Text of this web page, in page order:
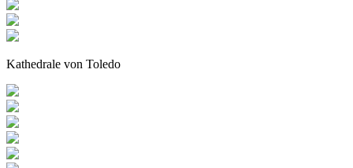
Kathedrale von Toledo